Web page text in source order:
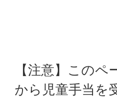
【注意】この
から児童手当を